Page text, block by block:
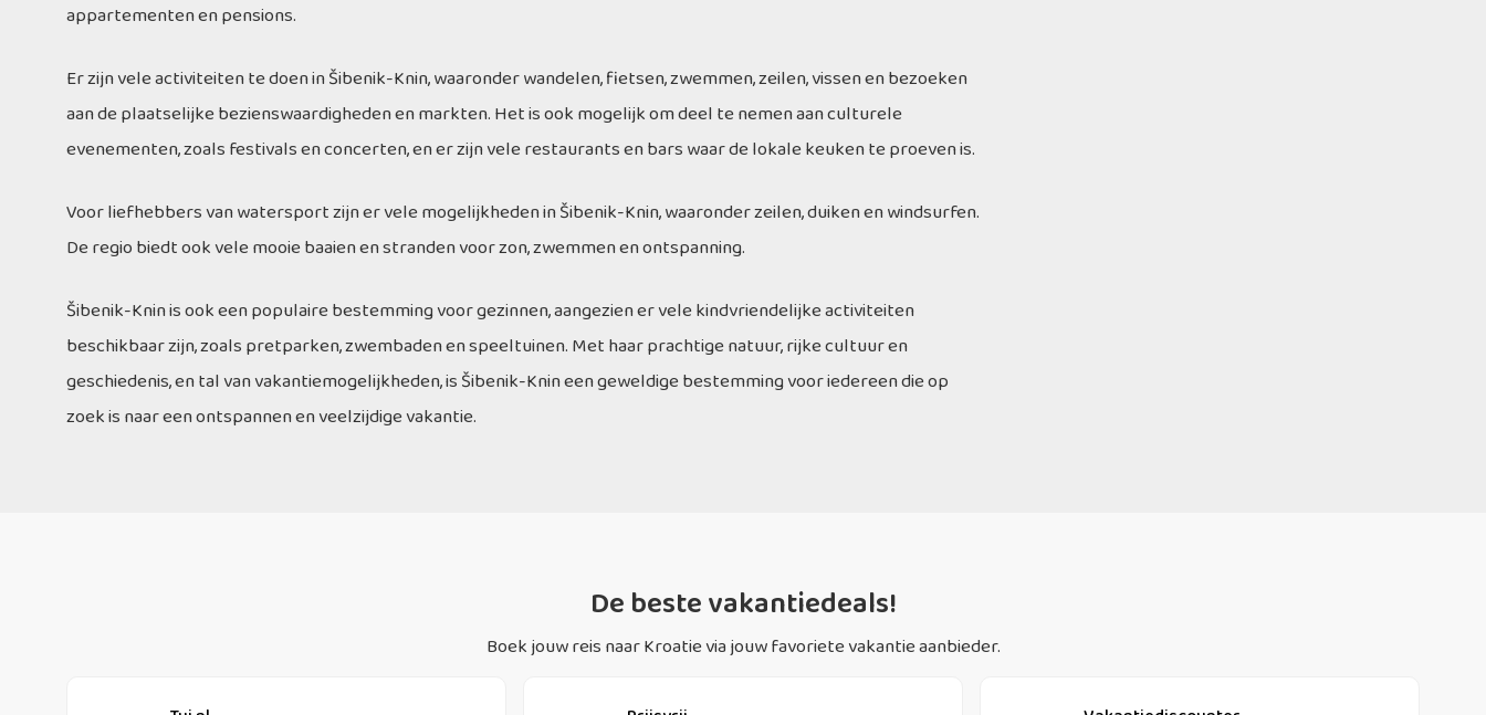
appartementen en pensions.
Er zijn vele activiteiten te doen in Šibenik-Knin, waaronder wandelen, fietsen, zwemmen, zeilen, vissen en bezoeken
aan de plaatselijke bezienswaardigheden en markten. Het is ook mogelijk om deel te nemen aan culturele
evenementen, zoals festivals en concerten, en er zijn vele restaurants en bars waar de lokale keuken te proeven is.
Voor liefhebbers van watersport zijn er vele mogelijkheden in Šibenik-Knin, waaronder zeilen, duiken en windsurfen.
De regio biedt ook vele mooie baaien en stranden voor zon, zwemmen en ontspanning.
Šibenik-Knin is ook een populaire bestemming voor gezinnen, aangezien er vele kindvriendelijke activiteiten
beschikbaar zijn, zoals pretparken, zwembaden en speeltuinen. Met haar prachtige natuur, rijke cultuur en
geschiedenis, en tal van vakantiemogelijkheden, is Šibenik-Knin een geweldige bestemming voor iedereen die op
zoek is naar een ontspannen en veelzijdige vakantie.
De beste vakantiedeals!
Boek jouw reis naar Kroatie via jouw favoriete vakantie aanbieder.